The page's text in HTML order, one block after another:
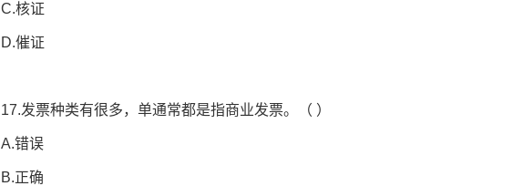
C.核证
D.催证
17.发票种类有很多，单通常都是指商业发票。（ ）
A.错误
B.正确